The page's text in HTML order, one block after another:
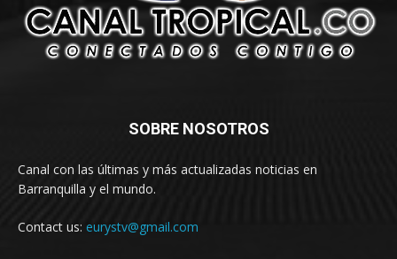
SOBRE NOSOTROS
Canal con las últimas y más actualizadas noticias en
Barranquilla y el mundo.
Contact us: eurystv@gmail.com